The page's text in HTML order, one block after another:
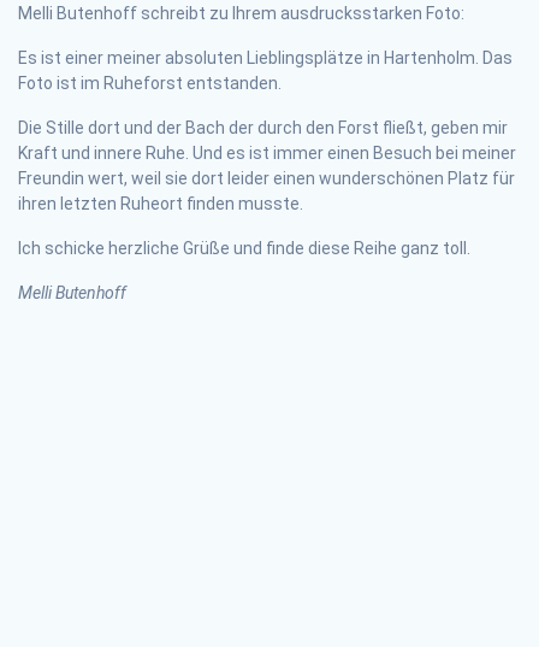
Melli Butenhoff schreibt zu Ihrem ausdrucksstarken Foto:
Es ist einer meiner absoluten Lieblingsplätze in Hartenholm. Das
Foto ist im Ruheforst entstanden.
Die Stille dort und der Bach der durch den Forst fließt, geben mir
Kraft und innere Ruhe. Und es ist immer einen Besuch bei meiner
Freundin wert, weil sie dort leider einen wunderschönen Platz für
ihren letzten Ruheort finden musste.
Ich schicke herzliche Grüße und finde diese Reihe ganz toll.
Melli Butenhoff